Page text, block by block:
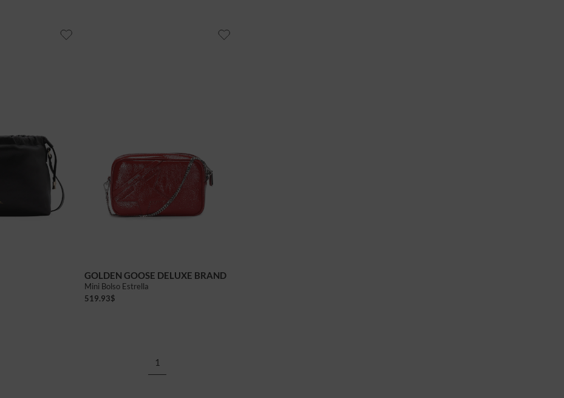
GOLDEN GOOSE DELUXE BRAND
Mini Bolso Estrella
519.93$
1